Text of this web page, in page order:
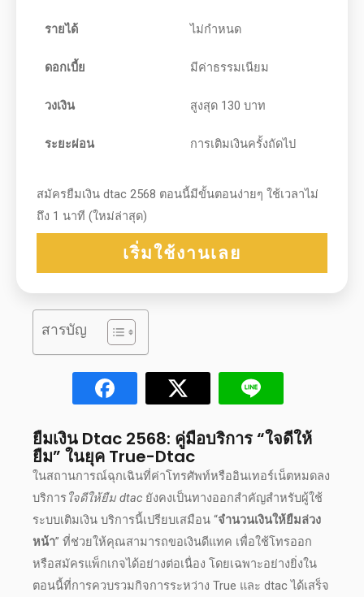
รายได้ ไม่กำหนด
ดอกเบี้ย มีค่าธรรมเนียม
วงเงิน สูงสุด 130 บาท
ระยะผ่อน การเติมเงินครั้งถัดไป
สมัครยืมเงิน dtac 2568 ตอนนี้มีขั้นตอนง่ายๆ ใช้เวลาไม่
ถึง 1 นาที (ใหม่ล่าสุด)
เริ่มใช้งานเลย
สารบัญ
ยืมเงิน Dtac 2568: คู่มือบริการ “ใจดีให้
ยืม” ในยุค True-Dtac
ในสถานการณ์ฉุกเฉินที่ค่าโทรศัพท์หรืออินเทอร์เน็ตหมดลง
บริการใจดีให้ยืม dtac ยังคงเป็นทางออกสำคัญสำหรับผู้ใช้
ระบบเติมเงิน บริการนี้เปรียบเสมือน “จำนวนเงินให้ยืมล่วง
หน้า” ที่ช่วยให้คุณสามารถขอเงินดีแทค เพื่อใช้โทรออก
หรือสมัครแพ็กเกจได้อย่างต่อเนื่อง โดยเฉพาะอย่างยิ่งใน
ตอนนี้ที่การควบรวมกิจการระหว่าง True และ dtac ได้เสร็จ